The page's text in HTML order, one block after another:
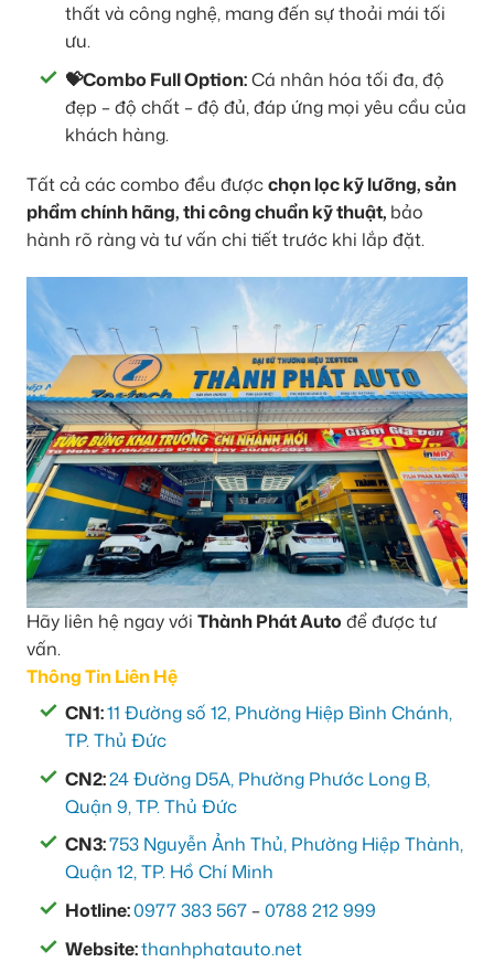
thất và công nghệ, mang đến sự thoải mái tối
ưu.
💝Combo Full Option:Cá nhân hóa tối đa, độ
đẹp – độ chất – độ đủ, đáp ứng mọi yêu cầu của
khách hàng.
Tất cả các combo đều đượcchọn lọc kỹ lưỡng, sản
phẩm chính hãng, thi công chuẩn kỹ thuật, bảo
hành rõ ràng và tư vấn chi tiết trước khi lắp đặt.
Hãy liên hệ ngay với Thành Phát Auto để được tư
vấn.
Thông Tin Liên Hệ
CN1:11 Đường số 12, Phường Hiệp Bình Chánh,
TP. Thủ Đức
CN2:24 Đường D5A, Phường Phước Long B,
Quận 9, TP. Thủ Đức
CN3:753 Nguyễn Ảnh Thủ, Phường Hiệp Thành,
Quận 12, TP. Hồ Chí Minh
Hotline:0977 383 567 –0788 212 999
Website:thanhphatauto.net